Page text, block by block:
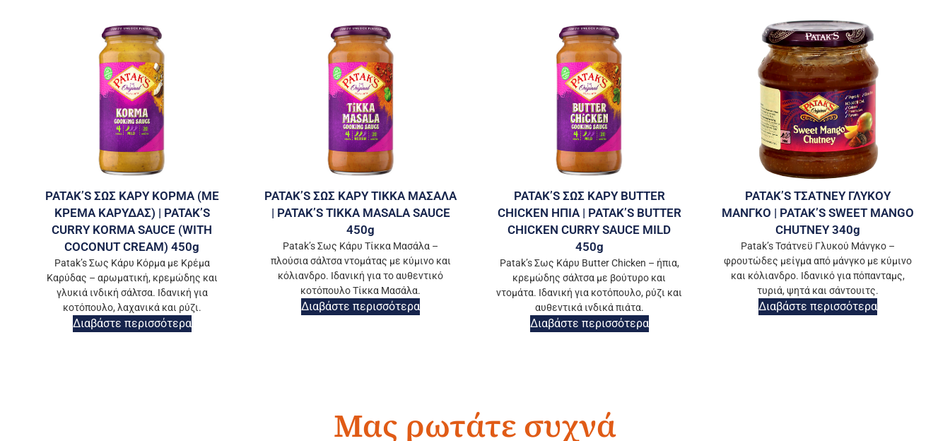
PATAK’S ΣΩΣ ΚΑΡΥ ΚΟΡΜΑ (ΜΕ
ΚΡΕΜΑ ΚΑΡΥΔΑΣ) | PATAK’S
CURRY KORMA SAUCE (WITH
COCONUT CREAM) 450g
Patak’s Σως Κάρυ Κόρμα με Κρέμα
Καρύδας – αρωματική, κρεμώδης και
γλυκιά ινδική σάλτσα. Ιδανική για
κοτόπουλο, λαχανικά και ρύζι.
Διαβάστε περισσότερα
PATAK’S ΣΩΣ ΚΑΡΥ ΤΙΚΚΑ ΜΑΣΑΛΑ
| PATAK’S TIKKA MASALA SAUCE
450g
Patak’s Σως Κάρυ Τίκκα Μασάλα –
πλούσια σάλτσα ντομάτας με κύμινο και
κόλιανδρο. Ιδανική για το αυθεντικό
κοτόπουλο Τίκκα Μασάλα.
Διαβάστε περισσότερα
PATAK’S ΣΩΣ ΚΑΡΥ BUTTER
CHICKEN ΗΠΙΑ | PATAK’S BUTTER
CHICKEN CURRY SAUCE MILD
450g
Patak’s Σως Κάρυ Butter Chicken – ήπια,
κρεμώδης σάλτσα με βούτυρο και
ντομάτα. Ιδανική για κοτόπουλο, ρύζι και
αυθεντικά ινδικά πιάτα.
Διαβάστε περισσότερα
PATAK’S ΤΣΑΤΝΕΥ ΓΛΥΚΟΥ
ΜΑΝΓΚΟ | PATAK’S SWEET MANGO
CHUTNEY 340g
Patak’s Τσάτνεϋ Γλυκού Μάνγκο –
φρουτώδες μείγμα από μάνγκο με κύμινο
και κόλιανδρο. Ιδανικό για πόπανταμς,
τυριά, ψητά και σάντουιτς.
Διαβάστε περισσότερα
Μας ρωτάτε συχνά